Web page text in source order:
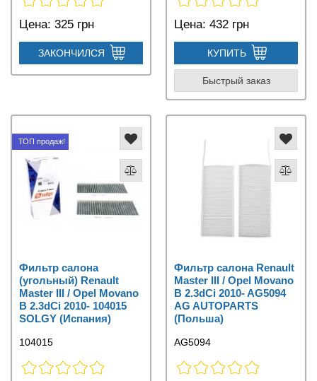
Цена: 325 грн
ЗАКОНЧИЛСЯ
Цена: 432 грн
КУПИТЬ
Быстрый заказ
ТОП продаж!
Фильтр салона
(угольный) Renault
Master III / Opel Movano
B 2.3dCi 2010- 104015
SOLGY (Испания)
104015
Фильтр салона Renault
Master III / Opel Movano
B 2.3dCi 2010- AG5094
AG AUTOPARTS
(Польша)
AG5094